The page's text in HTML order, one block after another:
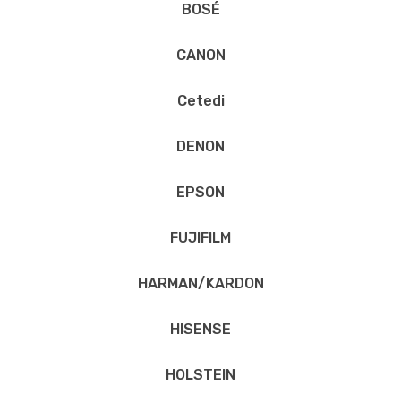
BOSÉ
CANON
Cetedi
DENON
EPSON
FUJIFILM
HARMAN/KARDON
HISENSE
HOLSTEIN